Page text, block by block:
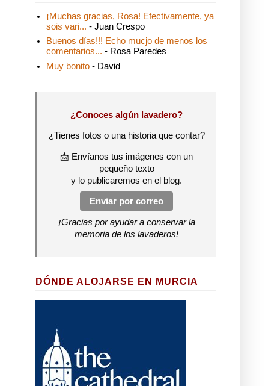
¡Muchas gracias, Rosa! Efectivamente, ya
sois vari... - Juan Crespo
Buenos días!!! Echo mucjo de menos los
comentarios... - Rosa Paredes
Muy bonito - David
¿Conoces algún lavadero?
¿Tienes fotos o una historia que contar?
📩 Envíanos tus imágenes con un
pequeño texto
y lo publicaremos en el blog.
Enviar por correo
¡Gracias por ayudar a conservar la
memoria de los lavaderos!
DÓNDE ALOJARSE EN MURCIA